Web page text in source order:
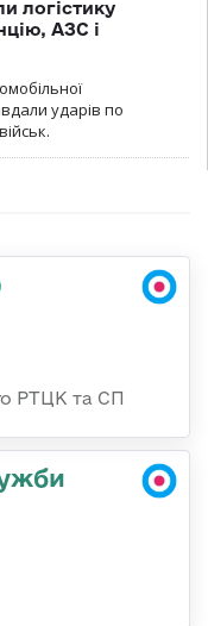
логістику
АЗС і
ударів по
РТЦК та СП